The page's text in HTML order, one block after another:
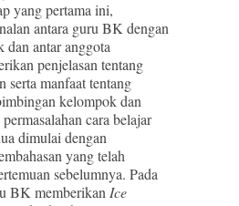
yang pertama ini,
antara guru BK dengan
dan antar anggota
penjelasan tentang
serta manfaat tentang
kelompok dan
cara belajar
dimulai dengan
yang telah
sebelumnya. Pada
BK memberikan Ice